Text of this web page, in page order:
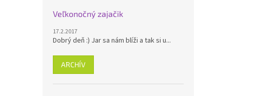
Veľkonočný zajačik
17.2.2017
Dobrý deň :) Jar sa nám blíži a tak si u...
ARCHÍV